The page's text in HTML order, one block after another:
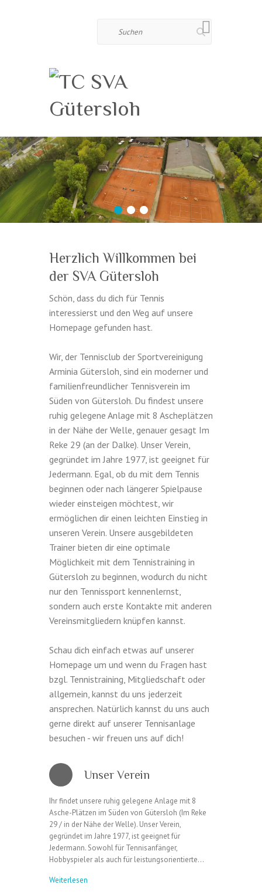
1 2 3
Herzlich Willkommen bei
der SVA Gütersloh
Schön, dass du dich für Tennis
interessierst und den Weg auf unsere
Homepage gefunden hast.
Wir, der Tennisclub der Sportvereinigung
Arminia Gütersloh, sind ein moderner und
familienfreundlicher Tennisverein im
Süden von Gütersloh. Du findest unsere
ruhig gelegene Anlage mit 8 Ascheplätzen
in der Nähe der Welle, genauer gesagt Im
Reke 29 (an der Dalke). Unser Verein,
gegründet im Jahre 1977, ist geeignet für
Jedermann. Egal, ob du mit dem Tennis
beginnen oder nach längerer Spielpause
wieder einsteigen möchtest, wir
ermöglichen dir einen leichten Einstieg in
unseren Verein. Unsere ausgebildeten
Trainer bieten dir eine optimale
Möglichkeit mit dem Tennistraining in
Gütersloh zu beginnen, wodurch du nicht
nur den Tennissport kennenlernst,
sondern auch erste Kontakte mit anderen
Vereinsmitgliedern knüpfen kannst.
Schau dich einfach etwas auf unserer
Homepage um und wenn du Fragen hast
bzgl. Tennistraining, Mitgliedschaft oder
allgemein, kannst du uns jederzeit
ansprechen. Natürlich kannst du uns auch
gerne direkt auf unserer Tennisanlage
besuchen - wir freuen uns auf dich!
Unser Verein
Ihr findet unsere ruhig gelegene Anlage mit 8
Asche-Plätzen im Süden von Gütersloh (Im Reke
29 / in der Nähe der Welle). Unser Verein,
gegründet im Jahre 1977, ist geeignet für
Jedermann. Sowohl für Tennisanfänger,
Hobbyspieler als auch für leistungsorientierte…
Weiterlesen